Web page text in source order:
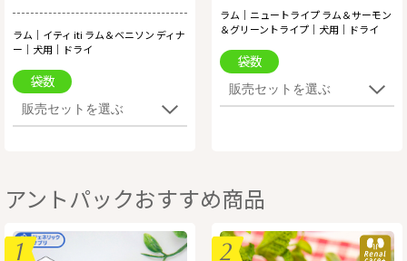
ラム｜イティ iti ラム＆ベニソン ディナ
ー｜犬用｜ドライ
袋数
ラム｜ニュートライプ ラム＆サーモン
＆グリーントライプ｜犬用｜ドライ
袋数